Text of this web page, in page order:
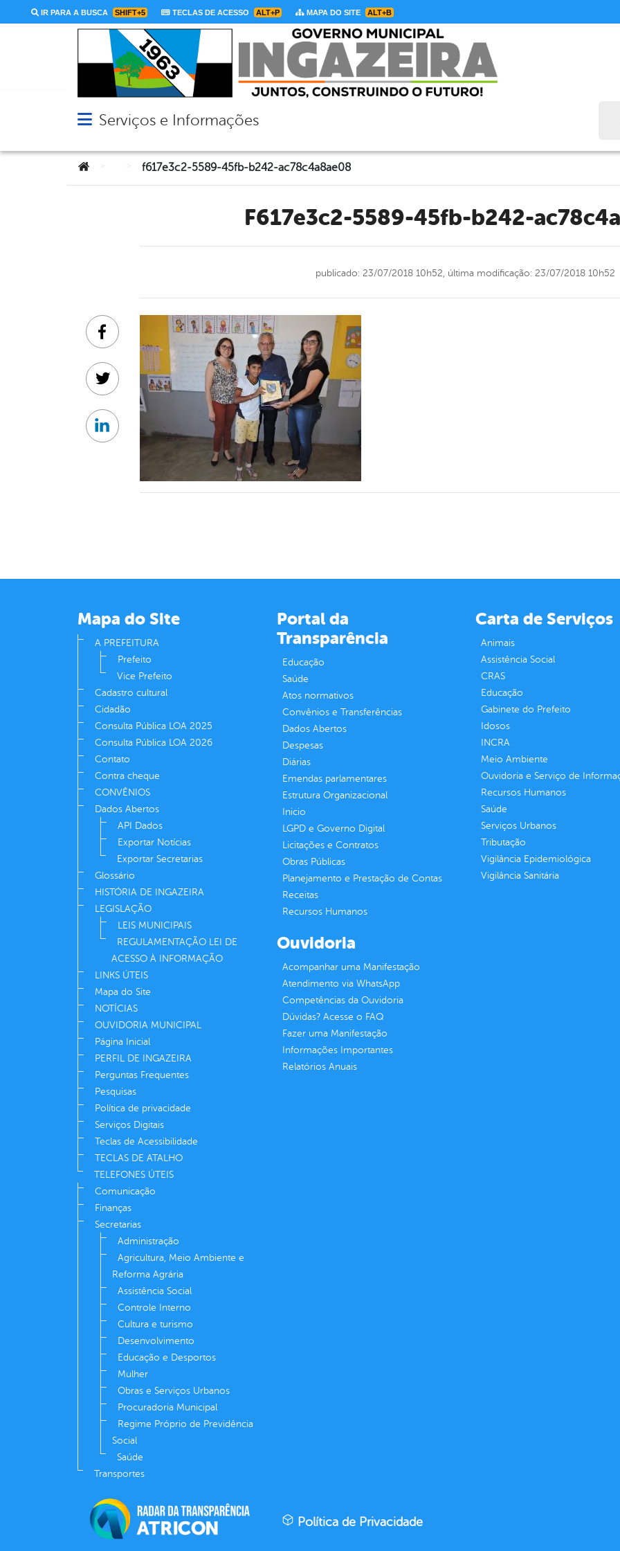
IR PARA A BUSCA SHIFT+5 TECLAS DE ACESSO ALT+P MAPA DO SITE ALT+B
Abrir menu principal de navegação
Serviços e Informações
Você está aqui:f617e3c2-5589-45fb-b242-ac78c4a8ae08
f617e3c2-5589-45fb-b242-
publicado: 23/07/2018 10h52, última modificação: 23/07/2018 10h52
Facebook
Twitter
Linkedin
Mapa do Site
A PREFEITURA
Prefeito
Vice Prefeito
Cadastro cultural
Cidadão
Consulta Pública LOA 2025
Consulta Pública LOA 2026
Contato
Contra cheque
CONVÊNIOS
Dados Abertos
API Dados
Exportar Notícias
Exportar Secretarias
Glossário
HISTÓRIA DE INGAZEIRA
LEGISLAÇÃO
LEIS MUNICIPAIS
REGULAMENTAÇÃO LEI DE
ACESSO À INFORMAÇÃO
LINKS ÚTEIS
Mapa do Site
NOTÍCIAS
OUVIDORIA MUNICIPAL
Página Inicial
PERFIL DE INGAZEIRA
Perguntas Frequentes
Pesquisas
Política de privacidade
Serviços Digitais
Teclas de Acessibilidade
TECLAS DE ATALHO
TELEFONES ÚTEIS
Comunicação
Finanças
Secretarias
Administração
Agricultura, Meio Ambiente e
Reforma Agrária
Assistência Social
Controle Interno
Cultura e turismo
Desenvolvimento
Educação e Desportos
Mulher
Obras e Serviços Urbanos
Procuradoria Municipal
Regime Próprio de Previdência
Social
Saúde
Transportes
Portal da
Transparência
Educação
Saúde
Atos normativos
Convênios e Transferências
Dados Abertos
Despesas
Diárias
Emendas parlamentares
Estrutura Organizacional
Inicio
LGPD e Governo Digital
Licitações e Contratos
Obras Públicas
Planejamento e Prestação de Contas
Receitas
Recursos Humanos
Carta de Serviços
Animais
Assistência Social
CRAS
Educação
Gabinete do Prefeito
Idosos
INCRA
Meio Ambiente
Ouvidoria e Serviço de
Recursos Humanos
Saúde
Serviços Urbanos
Tributação
Vigilância Epidemiológica
Vigilância Sanitária
Ouvidoria
Acompanhar uma Manifestação
Atendimento via WhatsApp
Competências da Ouvidoria
Dúvidas? Acesse o FAQ
Fazer uma Manifestação
Informações Importantes
Relatórios Anuais
Política de Privacidade